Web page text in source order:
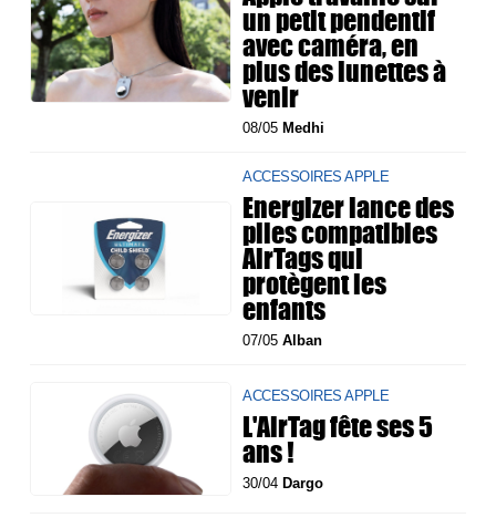
un petit pendentif
avec caméra, en
plus des lunettes à
venir
08/05 Medhi
ACCESSOIRES APPLE
Energizer lance des
piles compatibles
AirTags qui
protègent les
enfants
07/05Alban
ACCESSOIRES APPLE
L'AirTag fête ses 5
ans !
30/04Dargo